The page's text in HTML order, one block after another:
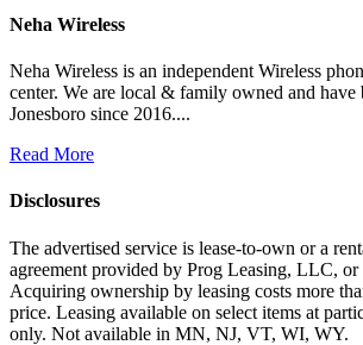
Neha Wireless
Neha Wireless is an independent Wireless
center. We are local & family owned and have
Jonesboro since 2016....
Read More
Disclosures
The advertised service is lease-to-own or a
agreement provided by Prog Leasing, LLC, or
Acquiring ownership by leasing costs more
price. Leasing available on select items at
only. Not available in MN, NJ, VT, WI, WY.